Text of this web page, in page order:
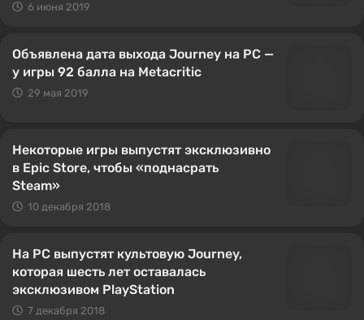
6 июня 2019
Объявлена дата выхода Journey на PC —
у игры 92 балла на Metacritic
29 мая 2019
Некоторые игры выпустят эксклюзивно
в Epic Store, чтобы «поднасрать
Steam»
10 декабря 2018
На PC выпустят культовую Journey,
которая шесть лет оставалась
эксклюзивом PlayStation
7 декабря 2018